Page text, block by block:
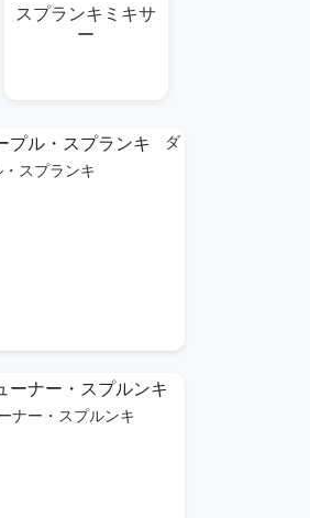
スプランキミキサ
ー
ダ
スプランキ
ナー・スプルンキ